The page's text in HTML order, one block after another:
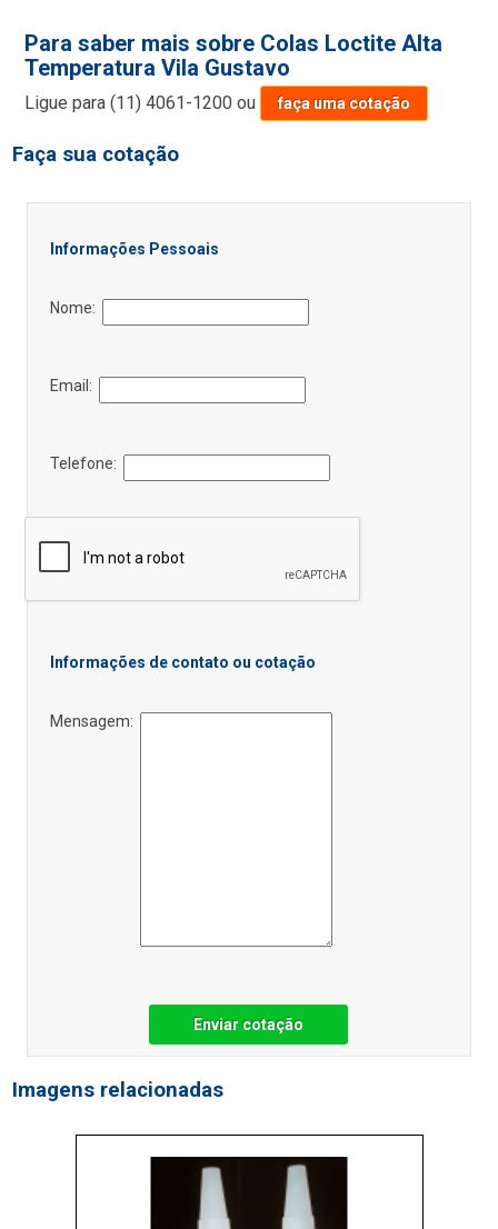
Para saber mais sobre Colas Loctite Alta
Temperatura Vila Gustavo
Ligue para(11) 4061-1200 ou faça uma cotação
Faça sua cotação
Informações Pessoais
Nome:
Email:
Telefone:
Informações de contato ou cotação
Mensagem:
Enviar cotação
Imagens relacionadas